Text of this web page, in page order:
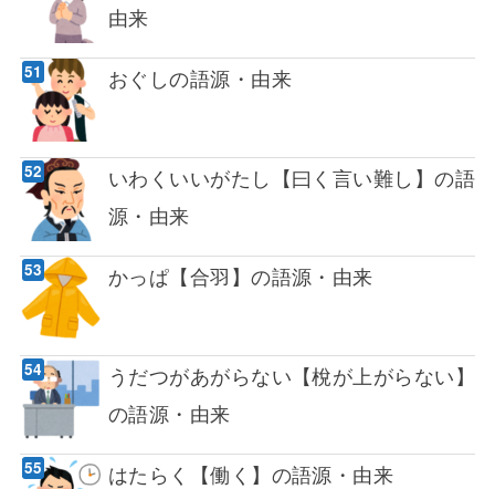
由来
おぐしの語源・由来
いわくいいがたし【曰く言い難し】の語
源・由来
かっぱ【合羽】の語源・由来
うだつがあがらない【梲が上がらない】
の語源・由来
はたらく【働く】の語源・由来